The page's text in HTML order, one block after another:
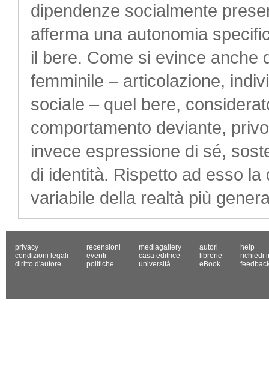
dipendenze socialmente
afferma una autonomia
il bere. Come si evince anche
femminile – articolazione,
sociale – quel bere,
comportamento deviante,
invece espressione di sé,
di identità. Rispetto ad esso
variabile della realtà più
privacy
condizioni legali
diritto d'autore
recensioni
eventi
politiche
mediagallery
casa editrice
università
autori
librerie
eBook
help
richiedi